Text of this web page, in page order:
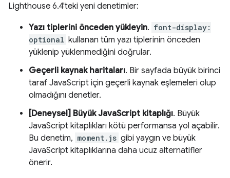
Lighthouse 6.4'teki yeni denetimler:
Yazı tiplerini önceden yükleyin. font-display:
optional kullanan tüm yazı tiplerinin önceden
yüklenip yüklenmediğini doğrular.
Geçerli kaynak haritaları. Bir sayfada büyük birinci
taraf JavaScript için geçerli kaynak eşlemeleri olup
olmadığını denetler.
[Deneysel] Büyük JavaScript kitaplığı. Büyük
JavaScript kitaplıkları kötü performansa yol açabilir.
Bu denetim, moment.js gibi yaygın ve büyük
JavaScript kitaplıklarına daha ucuz alternatifler
önerir.